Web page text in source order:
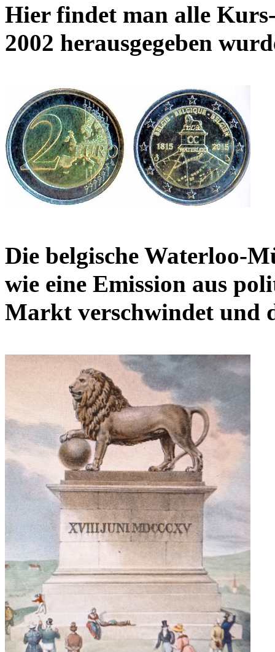
Hier findet man alle
2002 herausgegeben
Die belgische Waterloo-
wie eine Emission aus
Markt verschwindet und